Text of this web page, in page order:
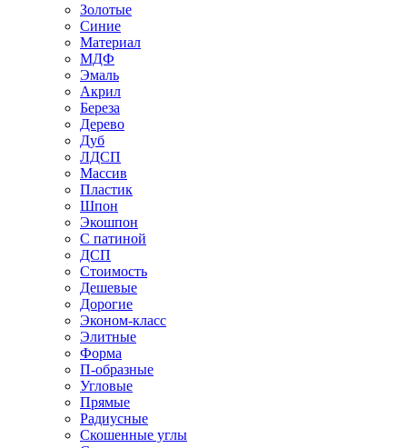
Золотые
Синие
Материал
МДФ
Эмаль
Акрил
Береза
Дерево
Дуб
ЛДСП
Массив
Пластик
Шпон
Экошпон
С патиной
ДСП
Стоимость
Дешевые
Дорогие
Эконом-класс
Элитные
Форма
П-образные
Угловые
Прямые
Радиусные
Скошенные углы